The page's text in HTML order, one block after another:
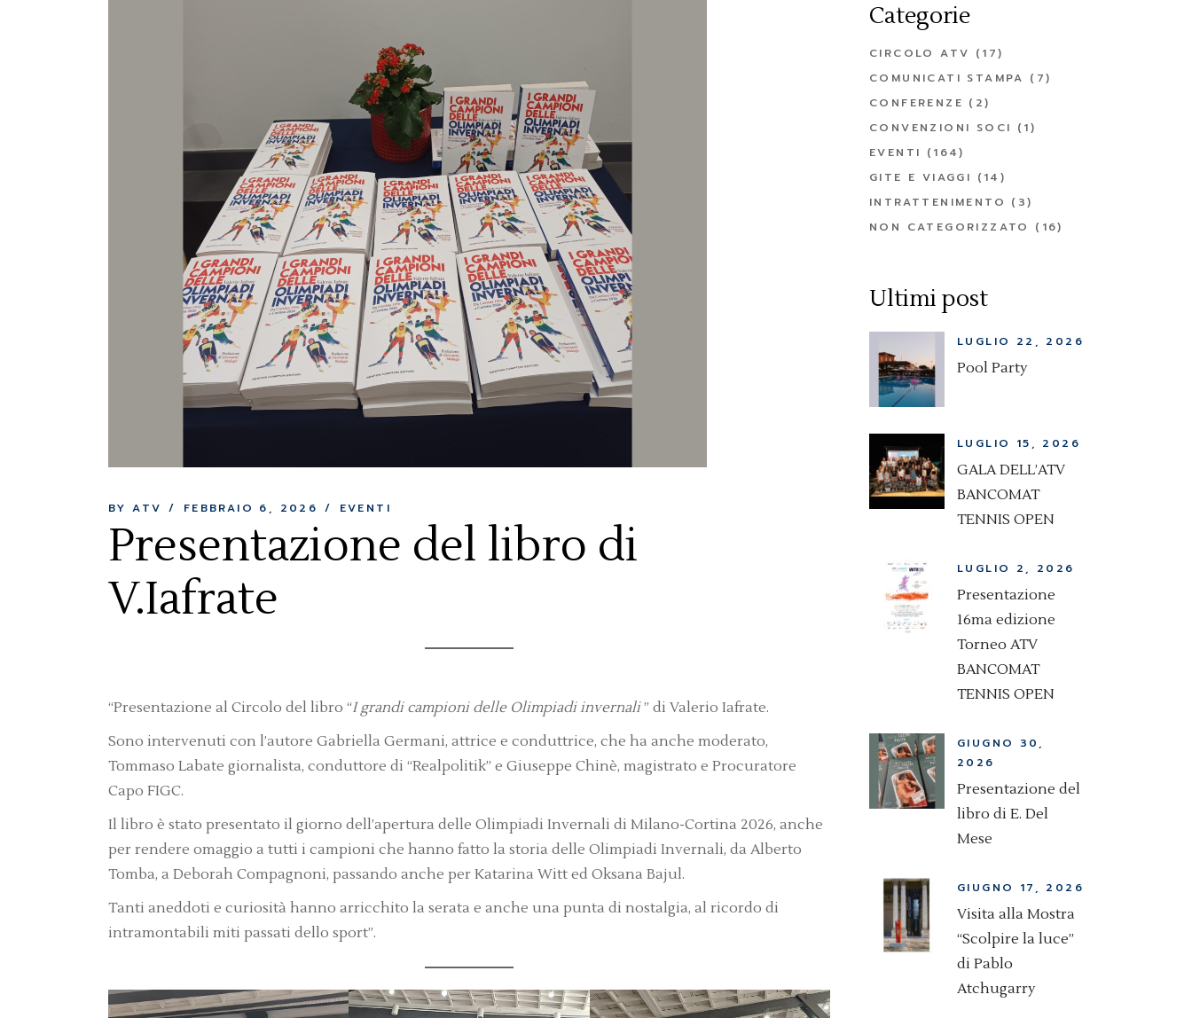
BY ATV FEBBRAIO 6, 2026 EVENTI
Presentazione del libro di
V.Iafrate
“Presentazione al Circolo del libro “I grandi campioni delle Olimpiadi invernali” di Valerio Iafrate.
Sono intervenuti con l’autore Gabriella Germani, attrice e conduttrice, che ha anche moderato,
Tommaso Labate giornalista, conduttore di “Realpolitik” e Giuseppe Chinè, magistrato e Procuratore
Capo FIGC.
Il libro è stato presentato il giorno dell’apertura delle Olimpiadi Invernali di Milano-Cortina 2026, anche
per rendere omaggio a tutti i campioni che hanno fatto la storia delle Olimpiadi Invernali, da Alberto
Tomba, a Deborah Compagnoni, passando anche per Katarina Witt ed Oksana Bajul.
Tanti aneddoti e curiosità hanno arricchito la serata e anche una punta di nostalgia, al ricordo di
intramontabili miti passati dello sport”.
Categorie
CIRCOLO ATV (17)
COMUNICATI STAMPA (7)
CONFERENZE (2)
CONVENZIONI SOCI (1)
EVENTI (164)
GITE E VIAGGI (14)
INTRATTENIMENTO (3)
NON CATEGORIZZATO
(16)
Ultimi post
LUGLIO 22, 2026
Pool Party
LUGLIO 15, 2026
GALA DELL’ATV
BANCOMAT
TENNIS OPEN
LUGLIO 2, 2026
Presentazione
16ma edizione
Torneo ATV
BANCOMAT
TENNIS OPEN
GIUGNO 30,
2026
Presentazione del
libro di E. Del
Mese
GIUGNO 17, 2026
Visita alla Mostra
“Scolpire la luce”
di Pablo
Atchugarry